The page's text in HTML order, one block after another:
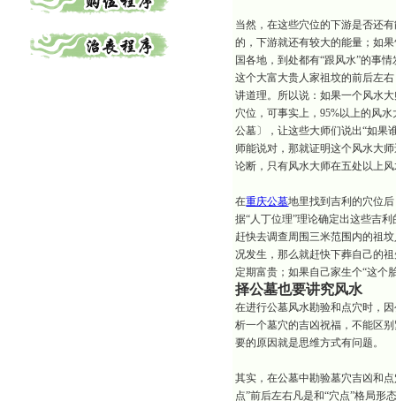
当然，在这些穴位的下游是否还
的，下游就还有较大的能量；如
国各地，到处都有“跟风水”的事
这个大富大贵人家祖坟的前后左
讲道理。所以说：如果一个风水
穴位，可事实上，95%以上的风
公墓〕，让这些大师们说出“如果
师能说对，那就证明这个风水大
论断，只有风水大师在五处以上
在重庆公墓地里找到吉利的穴位
据“人丁位理”理论确定出这些吉
赶快去调查周围三米范围内的祖
况发生，那么就赶快下葬自己的
定期富贵；如果自己家生个“这个
择公墓也要讲究风水
在进行公墓风水勘验和点穴时，
析一个墓穴的吉凶祝福，不能区
要的原因就是思维方式有问题。
其实，在公墓中勘验墓穴吉凶和
点”前后左右凡是和“穴点”格局形